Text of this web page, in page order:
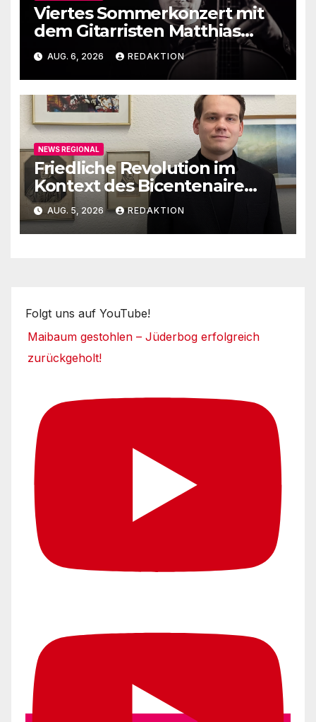
Viertes Sommerkonzert mit
dem Gitarristen Matthias
Ehrig
AUG. 6, 2026 REDAKTION
NEWS REGIONAL
Friedliche Revolution im
Kontext des Bicentenaire
1789-1989
AUG. 5, 2026 REDAKTION
Folgt uns auf YouTube!
Maibaum gestohlen – Jüderbog erfolgreich
zurückgeholt!